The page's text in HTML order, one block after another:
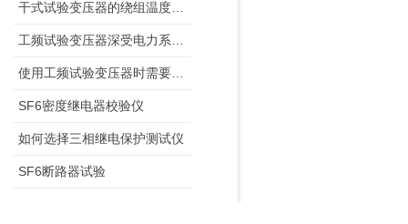
SF6密度继电器校验仪
如何选择三相继电保护测试仪
SF6断路器试验